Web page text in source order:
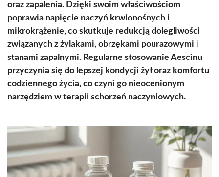
oraz zapalenia. Dzięki swoim właściwościom
poprawia napięcie naczyń krwionośnych i
mikrokrążenie, co skutkuje redukcją dolegliwości
związanych z żylakami, obrzękami pourazowymi i
stanami zapalnymi. Regularne stosowanie Aescinu
przyczynia się do lepszej kondycji żył oraz komfortu
codziennego życia, co czyni go nieocenionym
narzędziem w terapii schorzeń naczyniowych.